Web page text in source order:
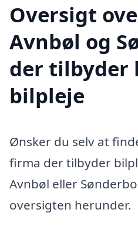
Oversigt
Avnbøl og
der tilbyder
bilpleje
Ønsker du selv at
firma der tilbyder
Avnbøl eller
oversigten herunder.